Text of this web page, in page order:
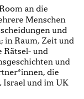
an die
Menschen
und
in Raum, Zeit und
und
und
die
Israel und im UK